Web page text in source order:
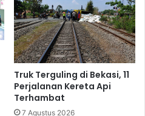
Truk Terguling di Bekasi, 11
Perjalanan Kereta Api
Terhambat
7 Agustus 2026